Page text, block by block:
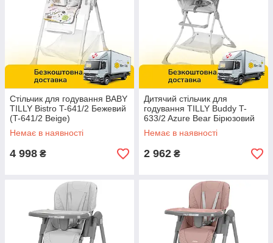
Стільчик для годування BABY
TILLY Bistro T-641/2 Бежевий
(T-641/2 Beige)
Немає в наявності
4 998 ₴
Дитячий стільчик для
годування TILLY Buddy T-
633/2 Azure Bear Бірюзовий
Ведмедик
Немає в наявності
2 962 ₴